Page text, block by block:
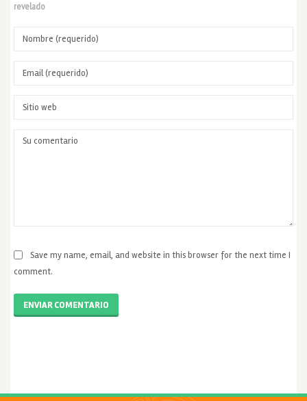
revelado
Save my name, email, and website in this browser for the next time I
comment.
ENVIAR COMENTARIO